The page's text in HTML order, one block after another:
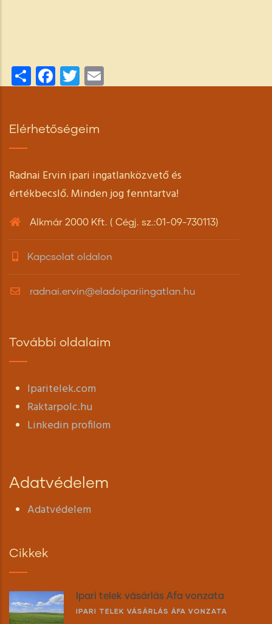
ShareFacebook
Twitter
Elérhetőségeim
Radnai Ervin ipari ingatlanközvető és
értékbecslő. Minden jog fenntartva!
Alkmár 2000 Kft. ( Cégj. sz.:01-09-730113)
Kapcsolat oldalon
radnai.ervin@eladoipariingatlan.hu
További oldalaim
Iparitelek.com
Raktarpolc.hu
Linkedin profilom
Adatvédelem
Adatvédelem
Cikkek
Ipari telek vásárlás Áfa vonzata
IPARI TELEK VÁSÁRLÁS ÁFA VONZATA